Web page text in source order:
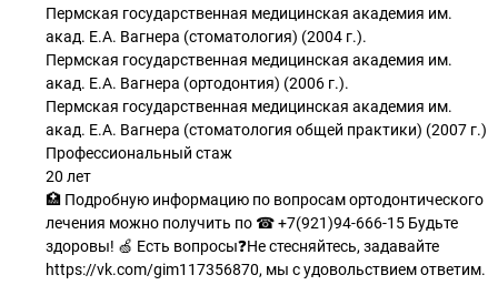
Пермская государственная медицинская академия им.
акад. Е.А. Вагнера (стоматология) (2004 г.).
Пермская государственная медицинская академия им.
акад. Е.А. Вагнера (ортодонтия) (2006 г.).
Пермская государственная медицинская академия им.
акад. Е.А. Вагнера (стоматология общей практики) (2007 г.)
Профессиональный стаж
20 лет
🏥 Подробную информацию по вопросам ортодонтического
лечения можно получить по ☎ +7(921)94-666-15 Будьте
здоровы! 🍏 Есть вопросы❓Не стесняйтесь, задавайте
https://vk.com/gim117356870, мы с удовольствием ответим.